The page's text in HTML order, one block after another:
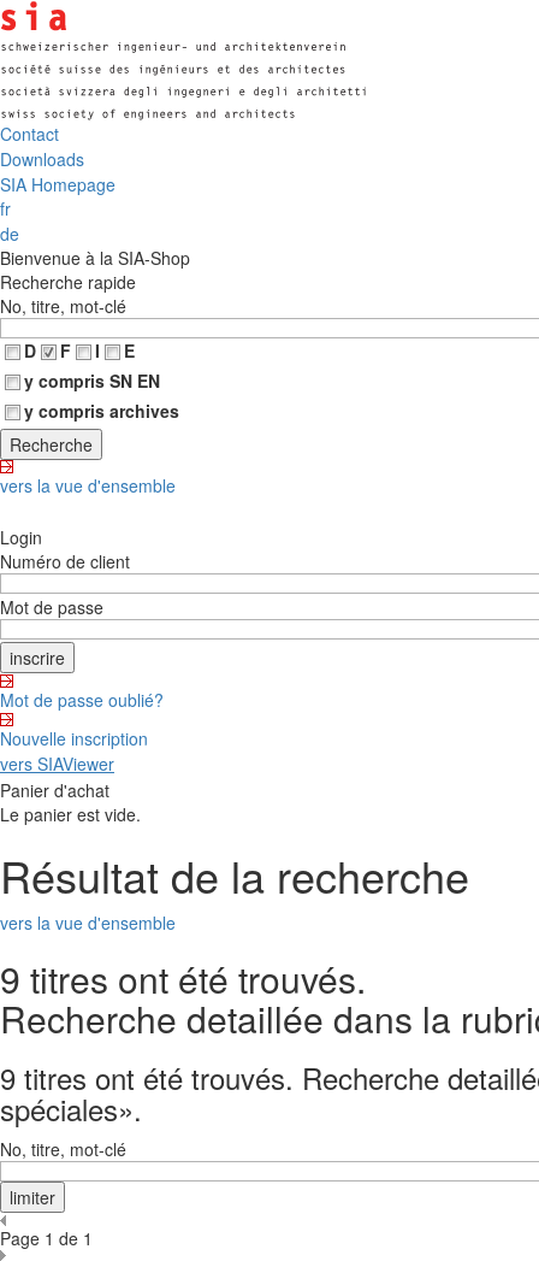
Contact
Downloads
SIA Homepage
fr
de
Bienvenue à la SIA-Shop
Recherche rapide
No, titre, mot-clé
D
F I
E
y compris SN EN
y compris archives
vers la vue d'ensemble
Login
Numéro de client
Mot de passe
Mot de passe oublié?
Nouvelle inscription
vers SIAViewer
Panier d'achat
Le panier est vide.
Résultat de la recherche
vers la vue d'ensemble
9 titres ont été trouvés.
Recherche detaillée dans la
9 titres ont été trouvés. Recherche
spéciales».
No, titre, mot-clé
Page 1 de 1